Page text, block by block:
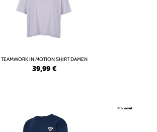
TEAMWORK IN MOTION SHIRT DAMEN
39,99 €